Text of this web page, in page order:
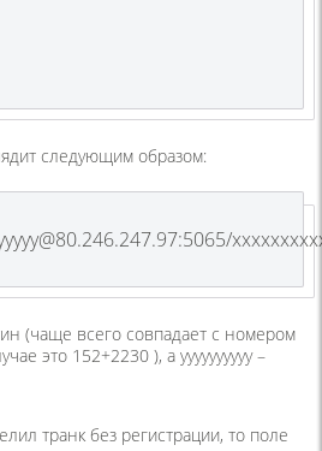
следующим образом:
(чаще всего совпадает с номером
это 152+2230 ), а yyyyyyyyyy –
транк без регистрации, то поле